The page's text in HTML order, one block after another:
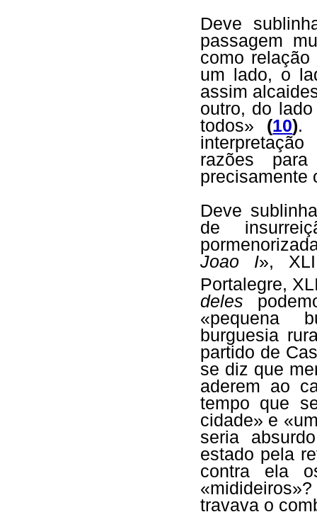
Deve
passagem
como
um lado, o
assim
outro, do
todos» (10).
razões
precisamente
Deve
de
Joao I»,
Portalegre,
deles
«pequena
burguesia
partido de
se diz que
aderem ao
tempo que
cidade» e
seria
estado pela
contra ela
travava o